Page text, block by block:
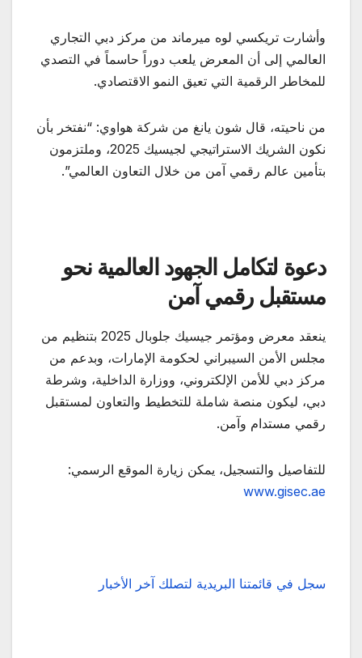
وأشارت تريكسي لوه ميرماند من مركز دبي التجاري
العالمي إلى أن المعرض يلعب دوراً حاسماً في التصدي
للمخاطر الرقمية التي تعيق النمو الاقتصادي.
من ناحيته، قال شون يانغ من شركة هواوي: “نفتخر بأن
نكون الشريك الاستراتيجي لجيسيك 2025، وملتزمون
بتأمين عالم رقمي آمن من خلال التعاون العالمي”.
دعوة لتكامل الجهود العالمية نحو
مستقبل رقمي آمن
ينعقد معرض ومؤتمر جيسيك جلوبال 2025 بتنظيم من
مجلس الأمن السيبراني لحكومة الإمارات، وبدعم من
مركز دبي للأمن الإلكتروني، ووزارة الداخلية، وشرطة
دبي، ليكون منصة شاملة للتخطيط والتعاون لمستقبل
رقمي مستدام وآمن.
للتفاصيل والتسجيل، يمكن زيارة الموقع الرسمي:
www.gisec.ae
سجل في قائمتنا البريدية لتصلك آخر الأخبار